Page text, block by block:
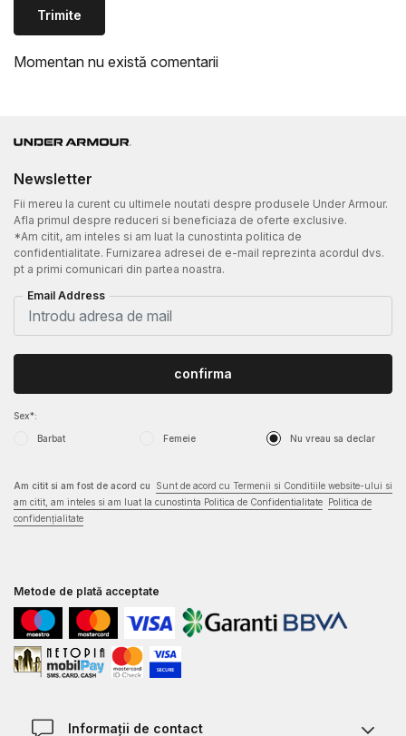
Trimite
Momentan nu există comentarii
Newsletter
Fii mereu la curent cu ultimele noutati despre produsele Under Armour.
Afla primul despre reduceri si beneficiaza de oferte exclusive.
*Am citit, am inteles si am luat la cunostinta politica de
confidentialitate. Furnizarea adresei de e-mail reprezinta acordul dvs.
pt a primi comunicari din partea noastra.
Email Address
Sex*:
Barbat Femeie Nu vreau sa declar
confirma
Am citit si am fost de acord cu
Sunt de acord cu Termenii si Conditiile website-ului si
am citit, am inteles si am luat la cunostinta Politica de Confidentialitate Politica de
confidențialitate
Metode de plată acceptate
Informații de contact